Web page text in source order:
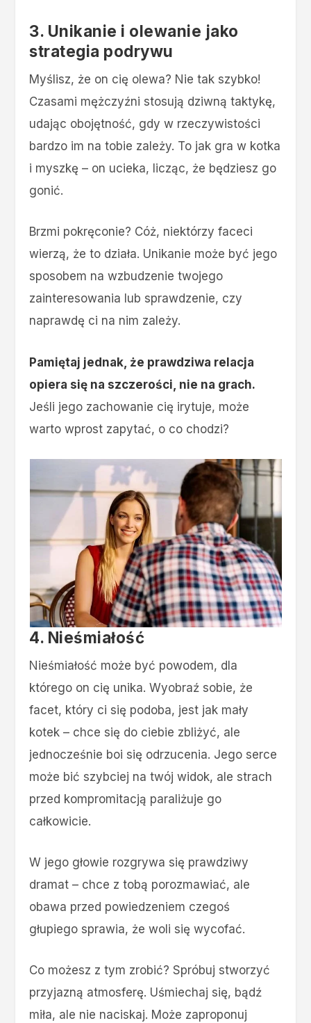
3. Unikanie i olewanie jako
strategia podrywu
Myślisz, że on cię olewa? Nie tak szybko!
Czasami mężczyźni stosują dziwną taktykę,
udając obojętność, gdy w rzeczywistości
bardzo im na tobie zależy. To jak gra w kotka
i myszkę – on ucieka, licząc, że będziesz go
gonić.
Brzmi pokręconie? Cóż, niektórzy faceci
wierzą, że to działa. Unikanie może być jego
sposobem na wzbudzenie twojego
zainteresowania lub sprawdzenie, czy
naprawdę ci na nim zależy.
Pamiętaj jednak, że prawdziwa relacja
opiera się na szczerości, nie na grach.
Jeśli jego zachowanie cię irytuje, może
warto wprost zapytać, o co chodzi?
4. Nieśmiałość
Nieśmiałość może być powodem, dla
którego on cię unika. Wyobraź sobie, że
facet, który ci się podoba, jest jak mały
kotek – chce się do ciebie zbliżyć, ale
jednocześnie boi się odrzucenia. Jego serce
może bić szybciej na twój widok, ale strach
przed kompromitacją paraliżuje go
całkowicie.
W jego głowie rozgrywa się prawdziwy
dramat – chce z tobą porozmawiać, ale
obawa przed powiedzeniem czegoś
głupiego sprawia, że woli się wycofać.
Co możesz z tym zrobić? Spróbuj stworzyć
przyjazną atmosferę. Uśmiechaj się, bądź
miła, ale nie naciskaj. Może zaproponuj